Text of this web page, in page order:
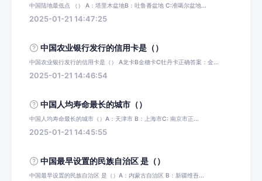
中国陆地最低点 （） A：塔里木盆地B：吐鲁番盆地 C:准噶尔盆地...
2025-01-21 14:47:25
中国农业银行发行的信用卡是（）
中国农业银行发行的信用卡是（） A龙卡B金穗卡C牡丹卡正确答案：金...
2025-01-21 14:46:54
中国人均寿命最长的城市（）
中国人均寿命最长的城市（）A：天津市 B：上海市C: 南京市正...
2025-01-21 14:45:55
中国最早设置的民族自治区 是（）
中国最早设置的民族自治区 是（）A：内蒙古自治区 B：新疆维吾...